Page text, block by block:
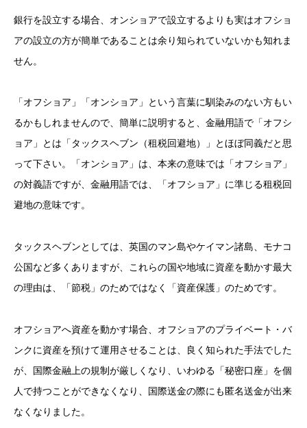
銀行を設立する場合、オンショアで設立するよりも実はオフショ
アの設立の方が簡単であることは余り知られていないかも知れま
せん。
「オフショア」「オンショア」という言葉に馴染みのない方もい
るかもしれませんので、簡単に説明すると、金融用語で「オフシ
ョア」とは「タックスヘブン（租税回避地）」とほぼ同義だと思
って下さい。「オンショア」は、本来の意味では「オフショア」
の対義語ですが、金融用語では、「オフショア」に準じる租税回
避地の意味です。
タックスヘブンとしては、英国のマン島やケイマン諸島、モナコ
公国など多くありますが、これらの国や地域に資産を動かす最大
の理由は、「節税」のためではなく「資産保護」のためです。
オフショアへ資産を動かす場合、オフショアのプライベート・バ
ンクに資産を預けて運用させることは、良く知られた手法でした
が、国際金融上の規制が厳しくなり、いわゆる「秘密口座」を個
人で持つことができなくなり、国際送金の際にも匿名送金が出来
なくなりました。